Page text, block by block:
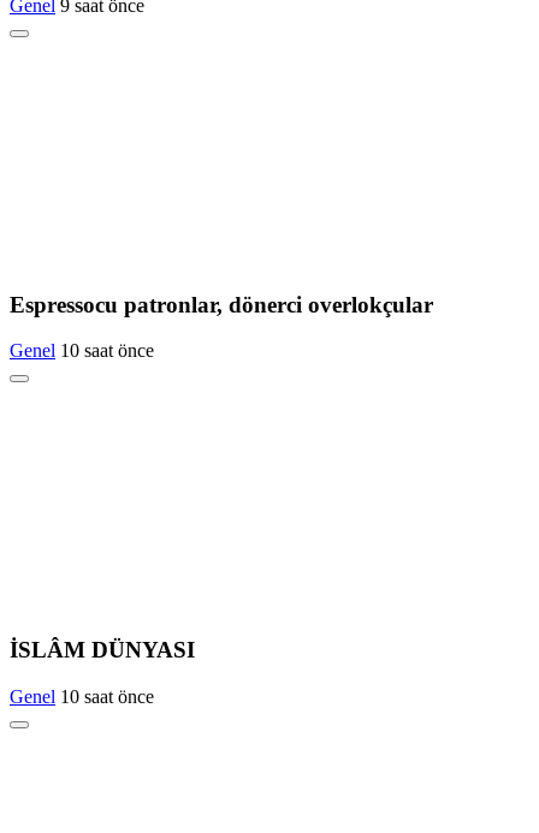
Genel 9 saat önce
Espressocu patronlar, dönerci overlokçular
Genel 10 saat önce
İSLÂM DÜNYASI
Genel 10 saat önce